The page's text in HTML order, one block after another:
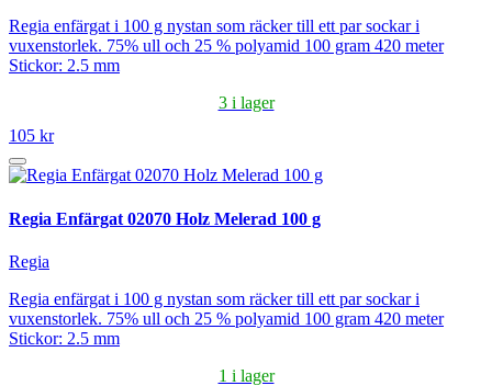
Regia enfärgat i 100 g nystan som räcker till ett par sockar i
vuxenstorlek. 75% ull och 25 % polyamid 100 gram 420 meter
Stickor: 2.5 mm
3 i lager
105 kr
Regia Enfärgat 02070 Holz Melerad 100 g
Regia
Regia enfärgat i 100 g nystan som räcker till ett par sockar i
vuxenstorlek. 75% ull och 25 % polyamid 100 gram 420 meter
Stickor: 2.5 mm
1 i lager